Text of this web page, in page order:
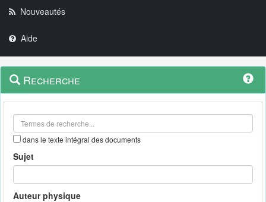
Nouveautés
Aide
Navigation
outils
Menu
contextuel
Recherche
dans le texte intégral des documents
Sujet
Auteur physique